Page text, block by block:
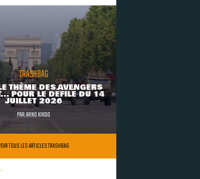
TRASHBAG
THÈME DES AVENGERS
POUR LE DÉFILÉ DU 14
JUILLET 2026
PARARNO KIKOO
TOUS LES ARTICLES TRASHBAG